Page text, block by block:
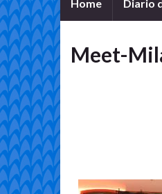
Home Diario
Meet-